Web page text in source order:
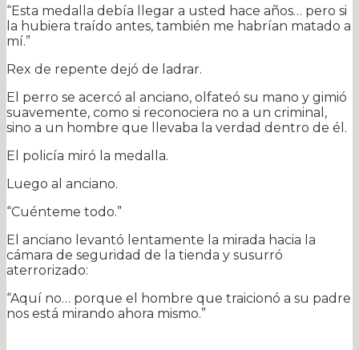
“Esta medalla debía llegar a usted hace años… pero si
la hubiera traído antes, también me habrían matado a
mí.”
Rex de repente dejó de ladrar.
El perro se acercó al anciano, olfateó su mano y gimió
suavemente, como si reconociera no a un criminal,
sino a un hombre que llevaba la verdad dentro de él.
El policía miró la medalla.
Luego al anciano.
“Cuénteme todo.”
El anciano levantó lentamente la mirada hacia la
cámara de seguridad de la tienda y susurró
aterrorizado:
“Aquí no… porque el hombre que traicionó a su padre
nos está mirando ahora mismo.”